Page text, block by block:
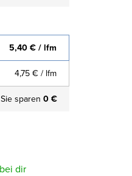
5,40 €/ lfm
4,75 € / lfm
Sie sparen 0 €